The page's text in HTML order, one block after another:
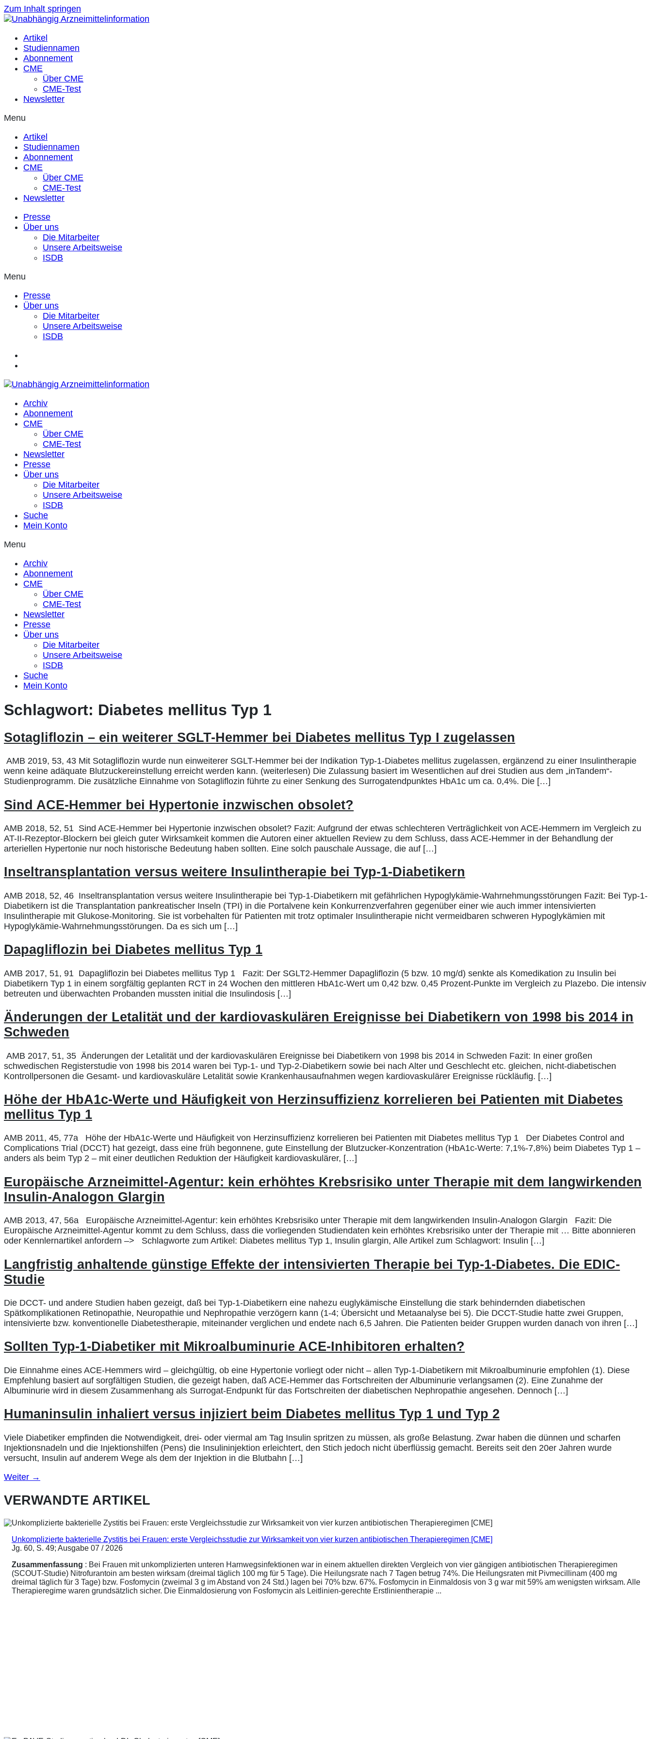
Zum Inhalt springen
Artikel
Studiennamen
Abonnement
CME
Über CME
CME-Test
Newsletter
Menu
Artikel
Studiennamen
Abonnement
CME
Über CME
CME-Test
Newsletter
Presse
Über uns
Die Mitarbeiter
Unsere Arbeitsweise
ISDB
Menu
Presse
Über uns
Die Mitarbeiter
Unsere Arbeitsweise
ISDB
Archiv
Abonnement
CME
Über CME
CME-Test
Newsletter
Presse
Über uns
Die Mitarbeiter
Unsere Arbeitsweise
ISDB
Suche
Mein Konto
Menu
Archiv
Abonnement
CME
Über CME
CME-Test
Newsletter
Presse
Über uns
Die Mitarbeiter
Unsere Arbeitsweise
ISDB
Suche
Mein Konto
Schlagwort: Diabetes mellitus Typ 1
Sotagliflozin – ein weiterer SGLT-Hemmer bei Diabetes mellitus Typ I zugelassen
AMB 2019, 53, 43 Mit Sotagliflozin wurde nun einweiterer SGLT-Hemmer bei der Indikation Typ-1-Diabetes mellitus zugelassen, ergänzend zu einer Insulintherapie
wenn keine adäquate Blutzuckereinstellung erreicht werden kann. (weiterlesen) Die Zulassung basiert im Wesentlichen auf drei Studien aus dem „inTandem“-
Studienprogramm. Die zusätzliche Einnahme von Sotagliflozin führte zu einer Senkung des Surrogatendpunktes HbA1c um ca. 0,4%. Die […]
Sind ACE-Hemmer bei Hypertonie inzwischen obsolet?
AMB 2018, 52, 51 Sind ACE-Hemmer bei Hypertonie inzwischen obsolet? Fazit: Aufgrund der etwas schlechteren Verträglichkeit von ACE-Hemmern im Vergleich zu
AT-II-Rezeptor-Blockern bei gleich guter Wirksamkeit kommen die Autoren einer aktuellen Review zu dem Schluss, dass ACE-Hemmer in der Behandlung der
arteriellen Hypertonie nur noch historische Bedeutung haben sollten. Eine solch pauschale Aussage, die auf […]
Inseltransplantation versus weitere Insulintherapie bei Typ-1-Diabetikern
AMB 2018, 52, 46 Inseltransplantation versus weitere Insulintherapie bei Typ-1-Diabetikern mit gefährlichen Hypoglykämie-Wahrnehmungsstörungen Fazit: Bei Typ-1-
Diabetikern ist die Transplantation pankreatischer Inseln (TPI) in die Portalvene kein Konkurrenzverfahren gegenüber einer wie auch immer intensivierten
Insulintherapie mit Glukose-Monitoring. Sie ist vorbehalten für Patienten mit trotz optimaler Insulintherapie nicht vermeidbaren schweren Hypoglykämien mit
Hypoglykämie-Wahrnehmungsstörungen. Da es sich um […]
Dapagliflozin bei Diabetes mellitus Typ 1
AMB 2017, 51, 91 Dapagliflozin bei Diabetes mellitus Typ 1 Fazit: Der SGLT2-Hemmer Dapagliflozin (5 bzw. 10 mg/d) senkte als Komedikation zu Insulin bei
Diabetikern Typ 1 in einem sorgfältig geplanten RCT in 24 Wochen den mittleren HbA1c-Wert um 0,42 bzw. 0,45 Prozent-Punkte im Vergleich zu Plazebo. Die intensiv
betreuten und überwachten Probanden mussten initial die Insulindosis […]
Änderungen der Letalität und der kardiovaskulären Ereignisse bei Diabetikern von 1998 bis 2014 in
Schweden
AMB 2017, 51, 35 Änderungen der Letalität und der kardiovaskulären Ereignisse bei Diabetikern von 1998 bis 2014 in Schweden Fazit: In einer großen
schwedischen Registerstudie von 1998 bis 2014 waren bei Typ-1- und Typ-2-Diabetikern sowie bei nach Alter und Geschlecht etc. gleichen, nicht-diabetischen
Kontrollpersonen die Gesamt- und kardiovaskuläre Letalität sowie Krankenhausaufnahmen wegen kardiovaskulärer Ereignisse rückläufig. […]
Höhe der HbA1c-Werte und Häufigkeit von Herzinsuffizienz korrelieren bei Patienten mit Diabetes
mellitus Typ 1
AMB 2011, 45, 77a Höhe der HbA1c-Werte und Häufigkeit von Herzinsuffizienz korrelieren bei Patienten mit Diabetes mellitus Typ 1 Der Diabetes Control and
Complications Trial (DCCT) hat gezeigt, dass eine früh begonnene, gute Einstellung der Blutzucker-Konzentration (HbA1c-Werte: 7,1%-7,8%) beim Diabetes Typ 1 –
anders als beim Typ 2 – mit einer deutlichen Reduktion der Häufigkeit kardiovaskulärer, […]
Europäische Arzneimittel-Agentur: kein erhöhtes Krebsrisiko unter Therapie mit dem langwirkenden
Insulin-Analogon Glargin
AMB 2013, 47, 56a Europäische Arzneimittel-Agentur: kein erhöhtes Krebsrisiko unter Therapie mit dem langwirkenden Insulin-Analogon Glargin Fazit: Die
Europäische Arzneimittel-Agentur kommt zu dem Schluss, dass die vorliegenden Studiendaten kein erhöhtes Krebsrisiko unter der Therapie mit … Bitte abonnieren
oder Kennlernartikel anfordern –> Schlagworte zum Artikel: Diabetes mellitus Typ 1, Insulin glargin, Alle Artikel zum Schlagwort: Insulin […]
Langfristig anhaltende günstige Effekte der intensivierten Therapie bei Typ-1-Diabetes. Die EDIC-
Studie
Die DCCT- und andere Studien haben gezeigt, daß bei Typ-1-Diabetikern eine nahezu euglykämische Einstellung die stark behindernden diabetischen
Spätkomplikationen Retinopathie, Neuropathie und Nephropathie verzögern kann (1-4; Übersicht und Metaanalyse bei 5). Die DCCT-Studie hatte zwei Gruppen,
intensivierte bzw. konventionelle Diabetestherapie, miteinander verglichen und endete nach 6,5 Jahren. Die Patienten beider Gruppen wurden danach von ihren […]
Sollten Typ-1-Diabetiker mit Mikroalbuminurie ACE-Inhibitoren erhalten?
Die Einnahme eines ACE-Hemmers wird – gleichgültig, ob eine Hypertonie vorliegt oder nicht – allen Typ-1-Diabetikern mit Mikroalbuminurie empfohlen (1). Diese
Empfehlung basiert auf sorgfältigen Studien, die gezeigt haben, daß ACE-Hemmer das Fortschreiten der Albuminurie verlangsamen (2). Eine Zunahme der
Albuminurie wird in diesem Zusammenhang als Surrogat-Endpunkt für das Fortschreiten der diabetischen Nephropathie angesehen. Dennoch […]
Humaninsulin inhaliert versus injiziert beim Diabetes mellitus Typ 1 und Typ 2
Viele Diabetiker empfinden die Notwendigkeit, drei- oder viermal am Tag Insulin spritzen zu müssen, als große Belastung. Zwar haben die dünnen und scharfen
Injektionsnadeln und die Injektionshilfen (Pens) die Insulininjektion erleichtert, den Stich jedoch nicht überflüssig gemacht. Bereits seit den 20er Jahren wurde
versucht, Insulin auf anderem Wege als dem der Injektion in die Blutbahn […]
Weiter →
VERWANDTE ARTIKEL
Unkomplizierte bakterielle Zystitis bei Frauen: erste Vergleichsstudie zur Wirksamkeit von vier kurzen antibiotischen Therapieregimen [CME]
Jg. 60, S. 49; Ausgabe 07 / 2026
Zusammenfassung : Bei Frauen mit unkomplizierten unteren Harnwegsinfektionen war in einem aktuellen direkten Vergleich von vier gängigen antibiotischen Therapieregimen
(SCOUT-Studie) Nitrofurantoin am besten wirksam (dreimal täglich 100 mg für 5 Tage). Die Heilungsrate nach 7 Tagen betrug 74%. Die Heilungsraten mit Pivmecillinam (400 mg
dreimal täglich für 3 Tage) bzw. Fosfomycin (zweimal 3 g im Abstand von 24 Std.) lagen bei 70% bzw. 67%. Fosfomycin in Einmaldosis von 3 g war mit 59% am wenigsten wirksam. Alle
Therapieregime waren grundsätzlich sicher. Die Einmaldosierung von Fosfomycin als Leitlinien-gerechte Erstlinientherapie ...